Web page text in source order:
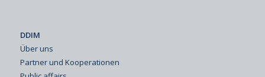
DDIM
Über uns
Partner und Kooperationen